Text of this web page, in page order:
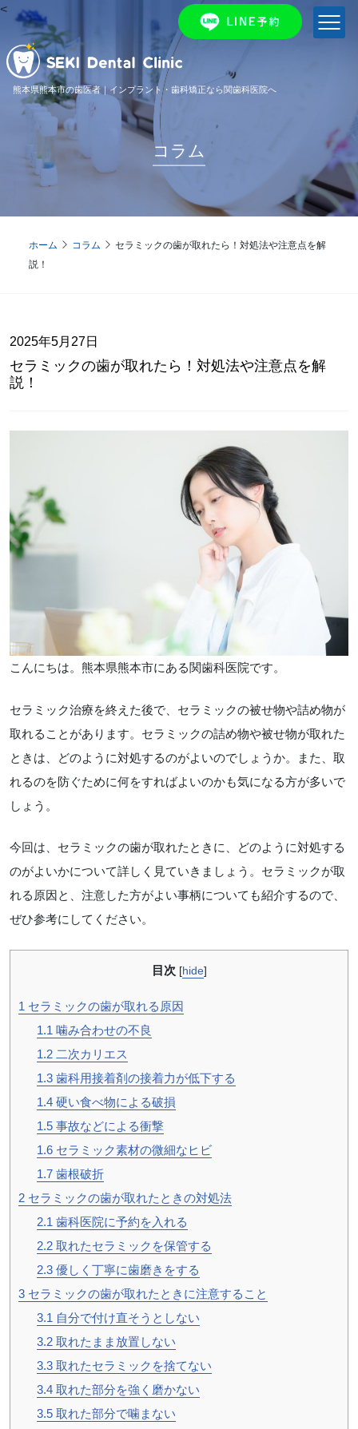
熊本県熊本市の歯医者｜インプラント・歯科矯正なら関歯科医院へ
コラム
<
ホーム コラム
セラミックの歯が取れたら！対処法や注意点を解
説！
2025年5月27日
セラミックの歯が取れたら！対処法や注意点を解
説！
こんにちは。熊本県熊本市にある関歯科医院です。
セラミック治療を終えた後で、セラミックの被せ物や詰め物が
取れることがあります。セラミックの詰め物や被せ物が取れた
ときは、どのように対処するのがよいのでしょうか。また、取
れるのを防ぐために何をすればよいのかも気になる方が多いで
しょう。
今回は、セラミックの歯が取れたときに、どのように対処する
のがよいかについて詳しく見ていきましょう。セラミックが取
れる原因と、注意した方がよい事柄についても紹介するので、
ぜひ参考にしてください。
目次 [hide]
1 セラミックの歯が取れる原因
1.1 噛み合わせの不良
1.2二次カリエス
1.3歯科用接着剤の接着力が低下する
1.4硬い食べ物による破損
1.5事故などによる衝撃
1.6セラミック素材の微細なヒビ
1.7歯根破折
2 セラミックの歯が取れたときの対処法
2.1 歯科医院に予約を入れる
2.2取れたセラミックを保管する
2.3優しく丁寧に歯磨きをする
3 セラミックの歯が取れたときに注意すること
3.1 自分で付け直そうとしない
3.2取れたまま放置しない
3.3取れたセラミックを捨てない
3.4取れた部分を強く磨かない
3.5取れた部分で噛まない